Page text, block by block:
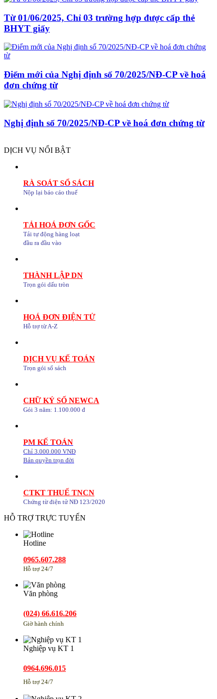
Từ 01/06/2025, Chỉ 03 trường hợp được cấp thẻ
BHYT giấy
Điểm mới của Nghị định số 70/2025/NĐ-CP về hoá
đơn chứng từ
Nghị định số 70/2025/NĐ-CP về hoá đơn chứng từ
DỊCH VỤ NỔI BẬT
RÀ SOÁT SỔ SÁCH
Nộp lại báo cáo thuế
TẢI HOÁ ĐƠN GỐC
Tải tự động hàng loạt
đầu ra đầu vào
THÀNH LẬP DN
Trọn gói dấu tròn
HOÁ ĐƠN ĐIỆN TỬ
Hỗ trợ từ A-Z
DỊCH VỤ KẾ TOÁN
Trọn gói sổ sách
CHỮ KÝ SỐ NEWCA
Gói 3 năm: 1.100.000 đ
PM KẾ TOÁN
Chỉ 3.000.000 VNĐ
Bản quyền trọn đời
CTKT THUẾ TNCN
Chứng từ điện tử NĐ 123/2020
HỖ TRỢ TRỰC TUYẾN
Hotline
0965.607.288
Hỗ trợ 24/7
Văn phòng
(024) 66.616.206
Giờ hành chính
Nghiệp vụ KT 1
0964.696.015
Hỗ trợ 24/7